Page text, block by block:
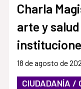
Charla
arte y
Por una
inclusiva”
18 de agosto de
CIUDADANÍA /